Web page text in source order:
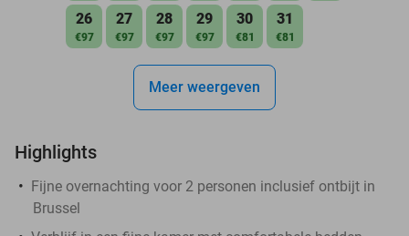
26
€97
27
€97
28
€97
29
€97
30
€81
31
€81
Meer weergeven
Highlights
Fijne overnachting voor 2 personen inclusief ontbijt in
Brussel